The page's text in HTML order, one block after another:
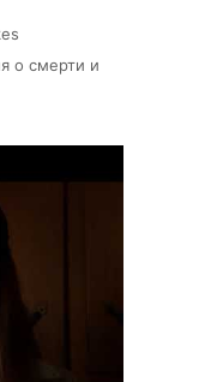
о смерти и